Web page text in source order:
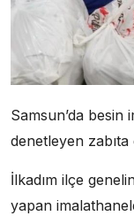
Samsun’da besin
denetleyen
İlkadım ilçe
yapan